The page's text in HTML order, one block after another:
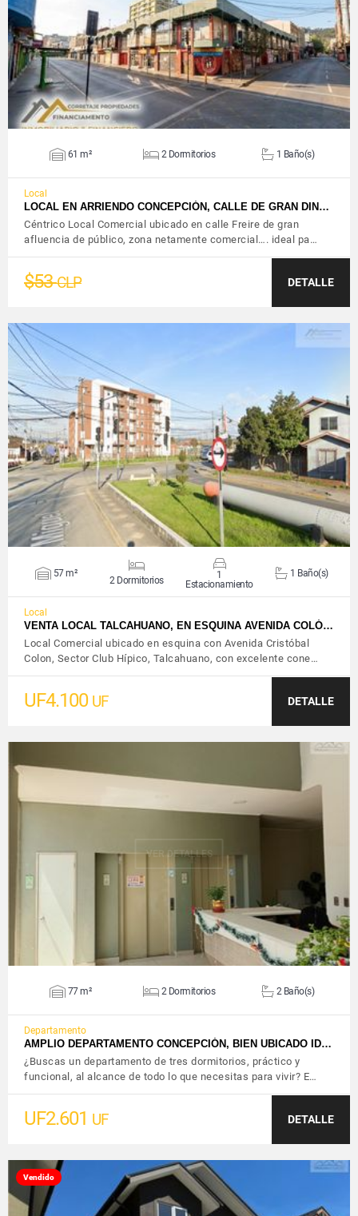
VER DETALLES
61 m² 2 Dormitorios 1 Baño(s)
Local
LOCAL EN ARRIENDO CONCEPCIÓN, CALLE DE GRAN DIN…
Céntrico Local Comercial ubicado en calle Freire de gran
afluencia de público, zona netamente comercial…. ideal pa…
$53CLP DETALLE
VER DETALLES
57 m²
2 Dormitorios
1
Estacionamiento
1 Baño(s)
Local
VENTA LOCAL TALCAHUANO, EN ESQUINA AVENIDA COLÓ…
Local Comercial ubicado en esquina con Avenida Cristóbal
Colon, Sector Club Hípico, Talcahuano, con excelente cone…
UF4.100 UF DETALLE
VER DETALLES
77 m² 2 Dormitorios 2 Baño(s)
Departamento
AMPLIO DEPARTAMENTO CONCEPCIÓN, BIEN UBICADO ID…
¿Buscas un departamento de tres dormitorios, práctico y
funcional, al alcance de todo lo que necesitas para vivir? E…
UF2.601 UF DETALLE
Vendido